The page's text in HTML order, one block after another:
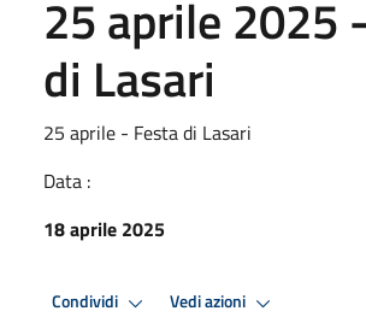
25 aprile 2025
di Lasari
25 aprile - Festa di Lasari
Data :
18 aprile 2025
Condividi Vedi azioni